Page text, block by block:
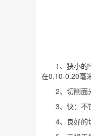
1、狭小的空
在0.10-0.20毫
2、切削面光
3、快：不锈
4、良好的切